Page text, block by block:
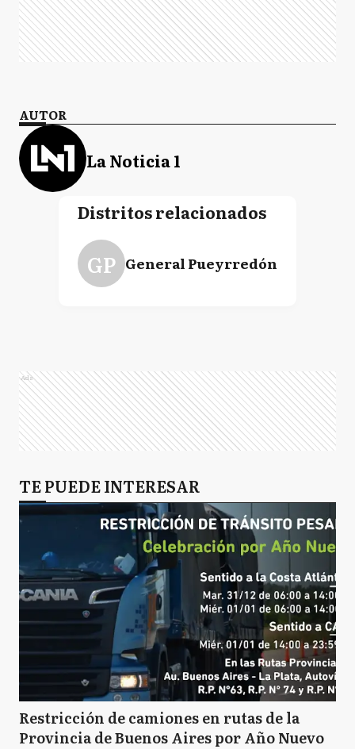
AUTOR
La Noticia 1
Distritos relacionados
GP General Pueyrredón
Ads
TE PUEDE INTERESAR
Restricción de camiones en rutas de la
Provincia de Buenos Aires por Año Nuevo